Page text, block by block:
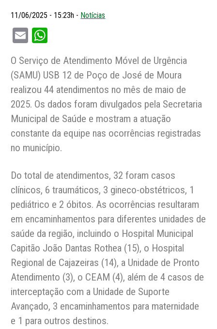
11/06/2025 - 15:23h - Notícias
Email
O Serviço de Atendimento Móvel de Urgência
(SAMU) USB 12 de Poço de José de Moura
realizou 44 atendimentos no mês de maio de
2025. Os dados foram divulgados pela Secretaria
Municipal de Saúde e mostram a atuação
constante da equipe nas ocorrências registradas
no município.
Do total de atendimentos, 32 foram casos
clínicos, 6 traumáticos, 3 gineco-obstétricos, 1
pediátrico e 2 óbitos. As ocorrências resultaram
em encaminhamentos para diferentes unidades de
saúde da região, incluindo o Hospital Municipal
Capitão João Dantas Rothea (15), o Hospital
Regional de Cajazeiras (14), a Unidade de Pronto
Atendimento (3), o CEAM (4), além de 4 casos de
interceptação com a Unidade de Suporte
Avançado, 3 encaminhamentos para maternidade
e 1 para outros destinos.